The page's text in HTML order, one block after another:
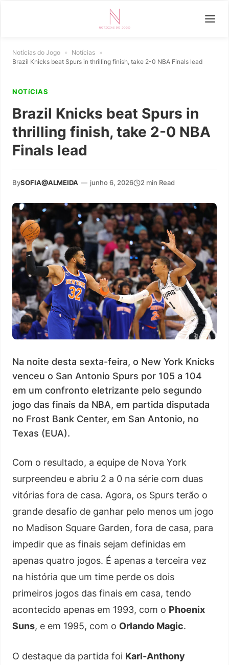
Notícias do Jogo » Notícias »
Brazil Knicks beat Spurs in thrilling finish, take 2-0 NBA Finals lead
NOTíCIAS
Brazil Knicks beat Spurs in
thrilling finish, take 2-0 NBA
Finals lead
BySOFIA@ALMEIDA — junho 6, 2026 2 min Read
Na noite desta sexta-feira, o New York Knicks
venceu o San Antonio Spurs por 105 a 104
em um confronto eletrizante pelo segundo
jogo das finais da NBA, em partida disputada
no Frost Bank Center, em San Antonio, no
Texas (EUA).
Com o resultado, a equipe de Nova York
surpreendeu e abriu 2 a 0 na série com duas
vitórias fora de casa. Agora, os Spurs terão o
grande desafio de ganhar pelo menos um jogo
no Madison Square Garden, fora de casa, para
impedir que as finais sejam definidas em
apenas quatro jogos. É apenas a terceira vez
na história que um time perde os dois
primeiros jogos das finais em casa, tendo
acontecido apenas em 1993, com o Phoenix
Suns, e em 1995, com o Orlando Magic.
O destaque da partida foi Karl-Anthony